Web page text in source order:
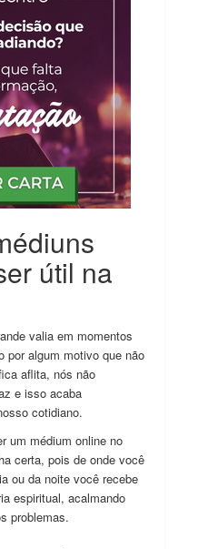
útil na
valia em momentos
por algum motivo que não
aflita, nós não
e isso acaba
cotidiano.
um médium online no
certa, pois de onde você
ou da noite você recebe
espiritual, acalmando
problemas.